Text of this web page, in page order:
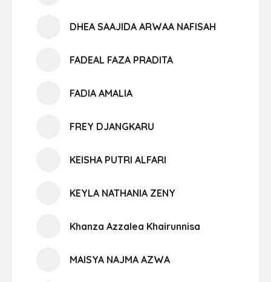
DHEA SAAJIDA ARWAA NAFISAH
FADEAL FAZA PRADITA
FADIA AMALIA
FREY DJANGKARU
KEISHA PUTRI ALFARI
KEYLA NATHANIA ZENY
Khanza Azzalea Khairunnisa
MAISYA NAJMA AZWA